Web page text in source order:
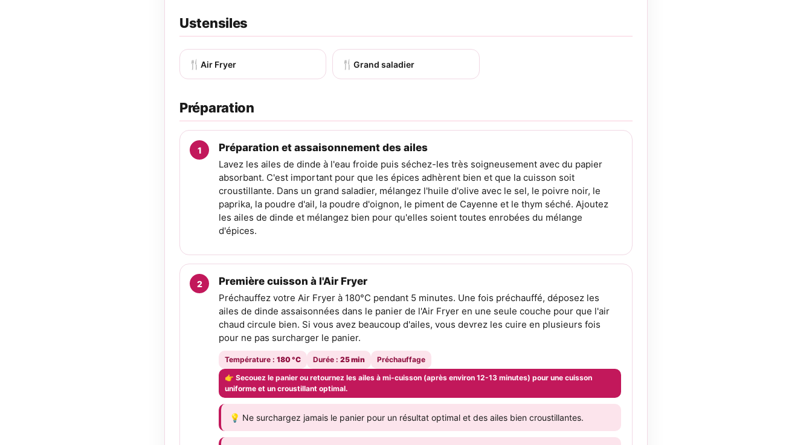
Ustensiles
🍴 Air Fryer 🍴Grand saladier
Préparation
Préparation et assaisonnement des ailes
Lavez les ailes de dinde à l'eau froide puis séchez-les très soigneusement avec du papier
absorbant. C'est important pour que les épices adhèrent bien et que la cuisson soit
croustillante. Dans un grand saladier, mélangez l'huile d'olive avec le sel, le poivre noir, le
paprika, la poudre d'ail, la poudre d'oignon, le piment de Cayenne et le thym séché. Ajoutez
les ailes de dinde et mélangez bien pour qu'elles soient toutes enrobées du mélange
d'épices.
Première cuisson à l'Air Fryer
Préchauffez votre Air Fryer à 180°C pendant 5 minutes. Une fois préchauffé, déposez les
ailes de dinde assaisonnées dans le panier de l'Air Fryer en une seule couche pour que l'air
chaud circule bien. Si vous avez beaucoup d'ailes, vous devrez les cuire en plusieurs fois
pour ne pas surcharger le panier.
Température : 180 °C Durée : 25 min
Préchauffage
👉 Secouez le panier ou retournez les ailes à mi-cuisson (après environ 12-13 minutes) pour une cuisson
uniforme et un croustillant optimal.
💡 Ne surchargez jamais le panier pour un résultat optimal et des ailes bien croustillantes.